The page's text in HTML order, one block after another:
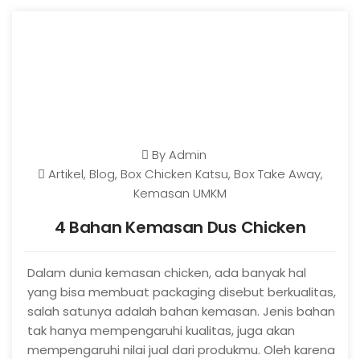
ByAdmin
Artikel, Blog, Box Chicken Katsu, Box Take Away,
Kemasan UMKM
4 Bahan Kemasan Dus Chicken
Dalam dunia kemasan chicken, ada banyak hal
yang bisa membuat packaging disebut berkualitas,
salah satunya adalah bahan kemasan. Jenis bahan
tak hanya mempengaruhi kualitas, juga akan
mempengaruhi nilai jual dari produkmu. Oleh karena